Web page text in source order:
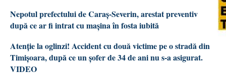
Nepotul prefectului de Caraș-Severin, arestat preventiv
după ce ar fi intrat cu mașina în fosta iubită
Atenție la oglinzi! Accident cu două victime pe o stradă din
Timișoara, după ce un șofer de 34 de ani nu s-a asigurat.
VIDEO